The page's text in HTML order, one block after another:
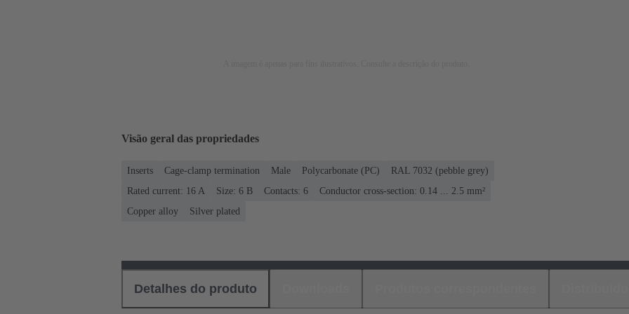
Visão geral das propriedades
Inserts Cage-clamp termination Male Polycarbonate (PC)
RAL 7032 (pebble grey)
Rated current: ‌16 A
Size: 6 B Contacts: 6
Conductor cross-section: 0.14 ... 2.5 mm²
Copper alloy
Silver plated
Detalhes do produto